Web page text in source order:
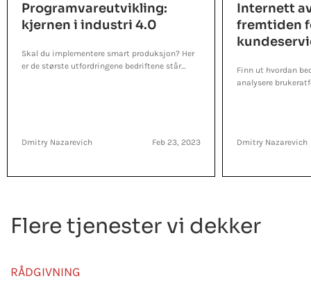
Programvareutvikling:
kjernen i industri 4.0
Skal du implementere smart produksjon? Her
er de største utfordringene bedriftene står
Dmitry Nazarevich Feb 23, 2023
Internett
fremtiden
Finn ut hvordan
analysere
Dmitry Nazarevich
Flere tjenester vi dekker
RÅDGIVNING